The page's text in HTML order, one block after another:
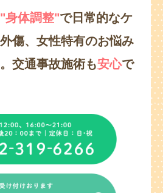
"身体調整"で日常的なケ
傷、 女性特有のお悩み
交通事故施術も安心で